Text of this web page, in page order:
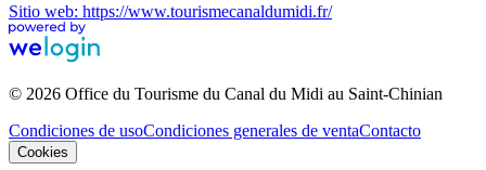
Sitio web: https://www.tourismecanaldumidi.fr/
© 2026 Office du Tourisme du Canal du Midi au Saint-Chinian
Condiciones de usoCondiciones generales de ventaContacto
Cookies